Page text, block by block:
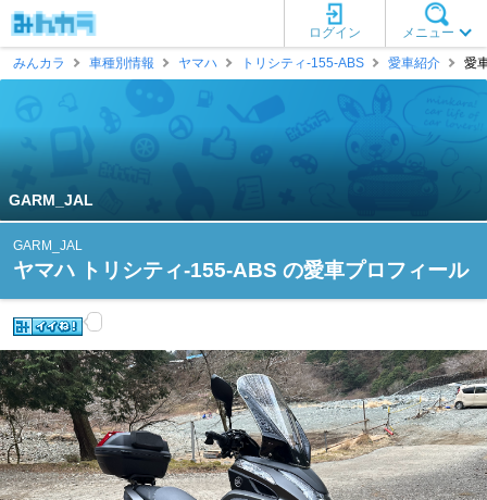
メニュー
ログイン
みんカラ
車種別情報 ヤマハ トリシティ-155-ABS 愛車紹介 愛
GARM_JAL
GARM_JAL
ヤマハ トリシティ-155-ABS の愛車プロフィール